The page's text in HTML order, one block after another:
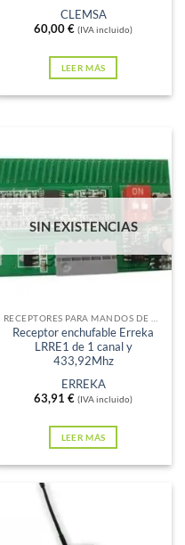
CLEMSA
60,00€ (IVA incluido)
LEER MÁS
SIN EXISTENCIAS
Receptor enchufable Erreka
LRRE1 de 1 canal y
433,92Mhz
ERREKA
63,91 € (IVA incluido)
LEER MÁS